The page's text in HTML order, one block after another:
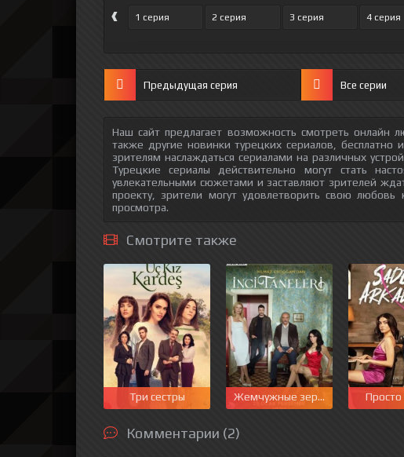
‹ 1 серия 2 серия 3 серия 4 серия
Предыдущая серия Все серии
Наш сайт предлагает возможность смотреть онлайн
также другие новинки турецких сериалов,
зрителям наслаждаться сериалами на различных
Турецкие сериалы действительно могут стать
увлекательными сюжетами и заставляют зрителей
проекту, зрители могут удовлетворить свою
просмотра.
Смотрите также
Три сестры Жемчужные зерна Просто
Комментарии (2)